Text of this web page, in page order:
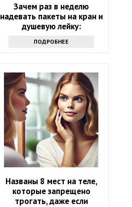
Зачем раз в неделю
надевать пакеты на кран и
душевую лейку:
интересный лайфхак
ПОДРОБНЕЕ
Названы 8 мест на теле,
которые запрещено
трогать, даже если